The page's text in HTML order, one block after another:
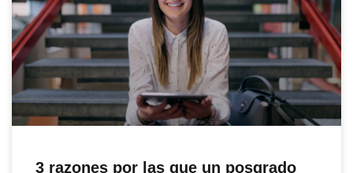
3 razones por las que un posgrado